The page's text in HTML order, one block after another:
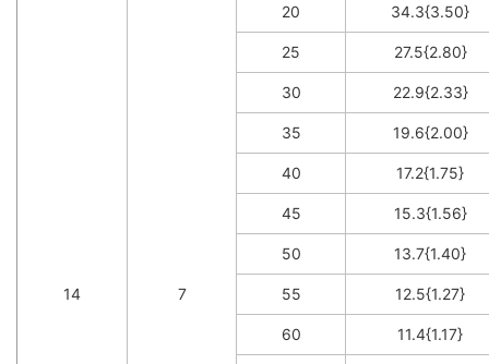
14 7
20 34.3{3.50}
25 27.5{2.80}
30 22.9{2.33}
35 19.6{2.00}
40 17.2{1.75}
45 15.3{1.56}
50 13.7{1.40}
55 12.5{1.27}
60 11.4{1.17}